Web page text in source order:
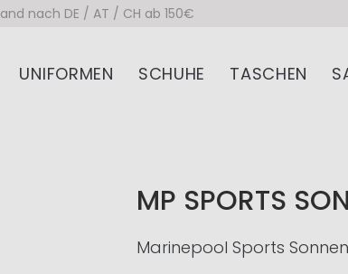
nach DE / AT / CH ab 150€
UNIFORMEN SCHUHE TASCHEN
MP SPORTS
Marinepool Sports